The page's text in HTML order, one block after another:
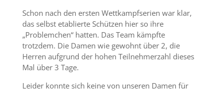
Schon nach den ersten Wettkampfserien war klar,
das selbst etablierte Schützen hier so ihre
„Problemchen“ hatten. Das Team kämpfte
trotzdem. Die Damen wie gewohnt über 2, die
Herren aufgrund der hohen Teilnehmerzahl dieses
Mal über 3 Tage.
Leider konnte sich keine von unseren Damen für